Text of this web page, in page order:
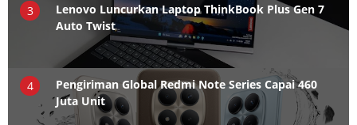
3
Lenovo Luncurkan Laptop ThinkBook Plus Gen 7
Auto Twist
4
Pengiriman Global Redmi Note Series Capai 460
Juta Unit